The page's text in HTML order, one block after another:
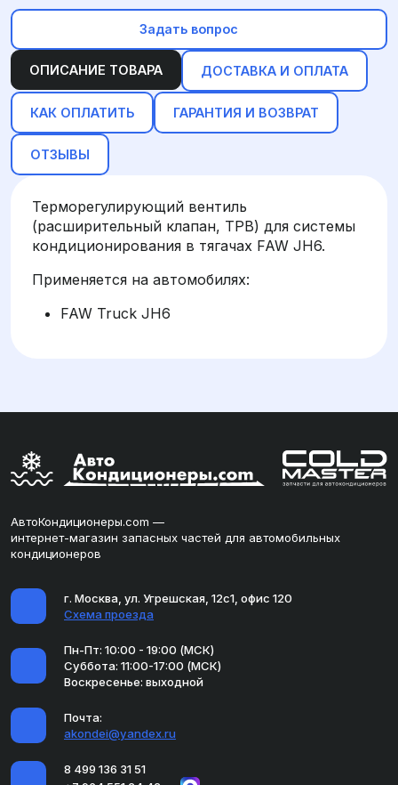
ОПИСАНИЕ ТОВАРА ДОСТАВКА И ОПЛАТА
КАК ОПЛАТИТЬ ГАРАНТИЯ И ВОЗВРАТ
ОТЗЫВЫ
Терморегулирующий вентиль
(расширительный клапан, ТРВ) для системы
кондиционирования в тягачах FAW JH6.
Применяется на автомобилях:
FAW Truck JH6
Задать вопрос
АвтоКондиционеры.com —
интернет-магазин запасных частей для автомобильных
кондиционеров
г. Москва, ул. Угрешская, 12с1, офис 120
Схема проезда
Пн-Пт: 10:00 - 19:00 (МСК)
Суббота: 11:00-17:00 (МСК)
Воскресенье: выходной
Почта:
akondei@yandex.ru
8 499 136 31 51